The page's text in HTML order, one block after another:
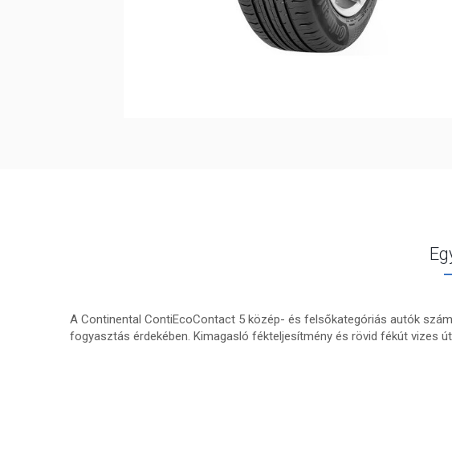
A Continental ContiEcoContact 5 közép- és felsőkategóriás autók
fogyasztás érdekében. Kimagasló fékteljesítmény és rövid fékút vizes